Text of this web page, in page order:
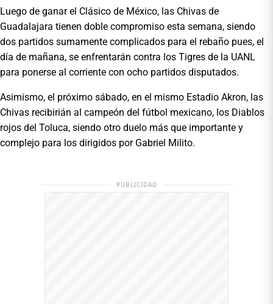
Luego de ganar el Clásico de México, las Chivas de
Guadalajara tienen doble compromiso esta semana, siendo
dos partidos sumamente complicados para el rebaño pues, el
día de mañana, se enfrentarán contra los Tigres de la UANL
para ponerse al corriente con ocho partidos disputados.
Asimismo, el próximo sábado, en el mismo Estadio Akron, las
Chivas recibirián al campeón del fútbol mexicano, los Diablos
rojos del Toluca, siendo otro duelo más que importante y
complejo para los dirigidos por Gabriel Milito.
PUBLICIDAD